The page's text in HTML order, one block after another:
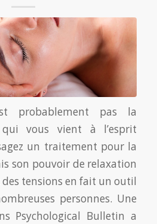
probablement pas la
vous vient à l’esprit
un traitement pour la
son pouvoir de relaxation
tensions en fait un outil
personnes. Une
Psychological Bulletin a